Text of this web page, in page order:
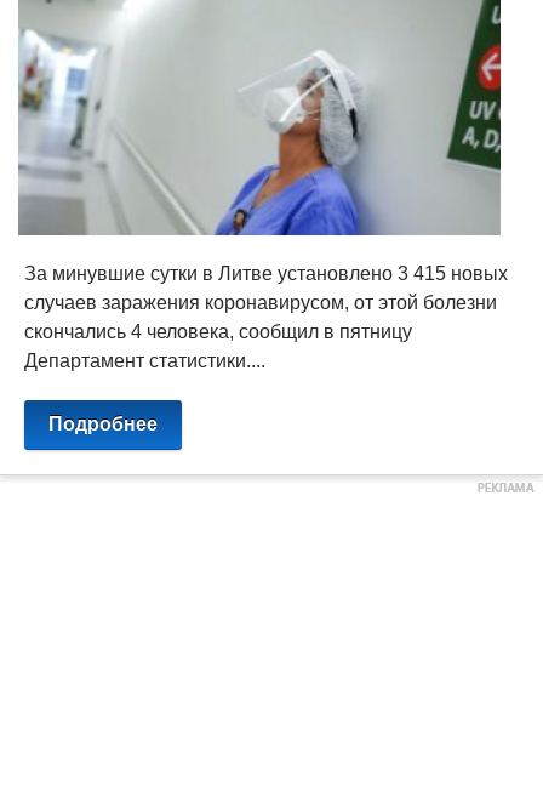
За минувшие сутки в Литве установлено 3 415 новых
случаев заражения коронавирусом, от этой болезни
скончались 4 человека, сообщил в пятницу
Департамент статистики....
Подробнее